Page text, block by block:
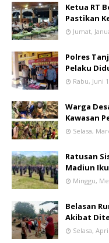
Ketua RT
Pastikan
Jumat,
Polres
Pelaku
Rabu, Juni
Warga
Kawasan
Selasa,
Ratusan
Madiun
Minggu,
Belasan
Akibat
Selasa,